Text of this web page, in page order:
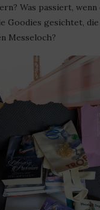
Was passiert,
Goodies gesichtet,
Messeloch?